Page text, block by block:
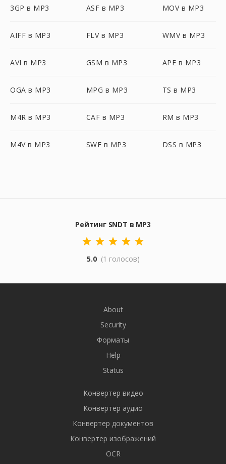
3GP в MP3 ASF в MP3 MOV в MP3
AIFF в MP3 FLV в MP3 WMV в MP3
AVI в MP3 GSM в MP3 APE в MP3
OGA в MP3 MPG в MP3 TS в MP3
M4R в MP3 CAF в MP3 RM в MP3
M4V в MP3 SWF в MP3 DSS в MP3
Рейтинг SNDT в MP3
5.0 (1 голосов)
About
Security
Форматы
Help
Status
Конвертер видео
Конвертер аудио
Конвертер документов
Конвертер изображений
OCR